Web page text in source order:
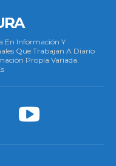
En Información Y
Que Trabajan A Diario
Propia Variada.